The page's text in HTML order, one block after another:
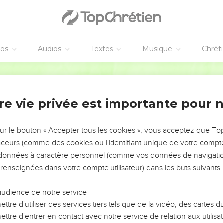
Audios Textes Musique
sont disponibles en vidéo pour le moment.
ô Dieu ; je chanterai, je ferai retentir mes instruments : voilà ma
peuples, Eternel, je te chanterai parmi les nations,
dessus du ciel, et ta vérité atteint les nuages.
ciel, ô Dieu, et que ta gloire soit sur toute la terre !
soient délivrés, sauve-les par ta main droite et exauce-moi !
: « Je triompherai, je partagerai Sichem, je mesurerai la
est à moi, Ephraïm est le casque de ma tête, et Juda mon
me lave, je jette ma sandale sur Edom, je pousse des cris
ville fortifiée ? Qui me conduira jusqu’en Edom ?
vie privée est importante pour
le bouton « Accepter tous les cookies », vous acceptez que
(comme des cookies ou l'identifiant unique de votre
à caractère personnel (comme vos données de
dans votre compte utilisateur) dans les buts suivants :
de notre service
d'utiliser des services tiers tels que de la vidéo, des cartes
d'entrer en contact avec notre service de relation aux